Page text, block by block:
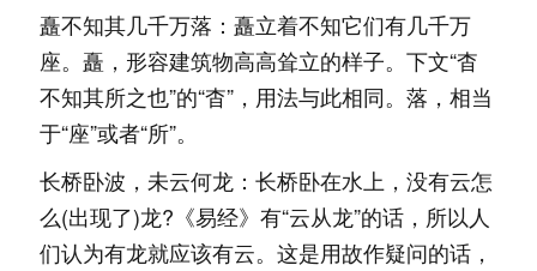
矗不知其几千万落：矗立着不知它们有几千万
座。矗，形容建筑物高高耸立的样子。下文“杳
不知其所之也”的“杳”，用法与此相同。落，相当
于“座”或者“所”。
长桥卧波，未云何龙：长桥卧在水上，没有云怎
么(出现了)龙?《易经》有“云从龙”的话，所以人
们认为有龙就应该有云。这是用故作疑问的话，